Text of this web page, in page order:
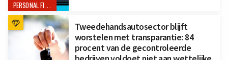
PERSONAL FINANCE
Tweedehandsautosector blijft
worstelen met transparantie: 84
procent van de gecontroleerde